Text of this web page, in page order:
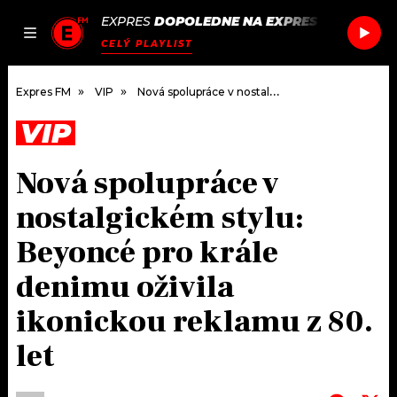
JAK
SEZNAM.CZ
EXPRES DOPOLEDNE NA EXPRES FM /FOO
CELÝ PLAYLIST
DOMŮ
ČLÁNKY
HUDBA
ROZHOVORY
#NEBUDUDOMA
PODCASTY
JAK NALADIT
RÁDIO
APLIKACE
Expres FM VIP Nová spolupráce v nostalgickém stylu: Beyoncé pro krále denimu oživila ikonickou reklamu z 80. let
VIP
Nová spolupráce v
nostalgickém stylu:
Beyoncé pro krále
denimu oživila
ikonickou reklamu z 80.
let